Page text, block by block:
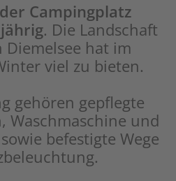
Campingplatz
. Die Landschaft
hat im
viel zu bieten.
gehören gepflegte
Waschmaschine und
befestigte Wege